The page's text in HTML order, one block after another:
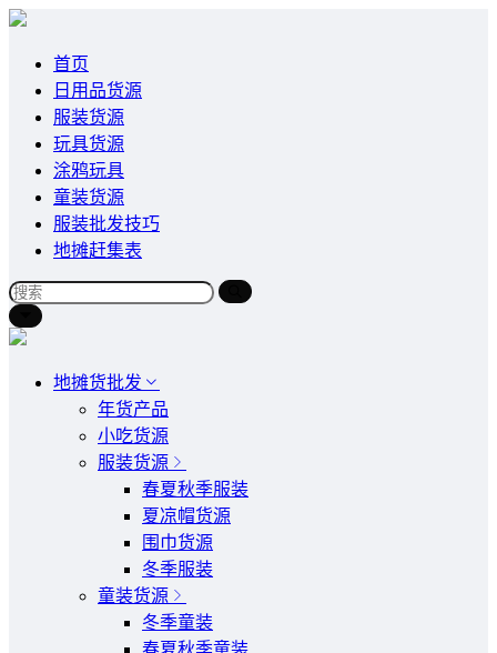
首页
日用品货源
服装货源
玩具货源
涂鸦玩具
童装货源
服装批发技巧
地摊赶集表
地摊货批发
年货产品
小吃货源
服装货源
春夏秋季服装
夏凉帽货源
围巾货源
冬季服装
童装货源
冬季童装
春夏秋季童装